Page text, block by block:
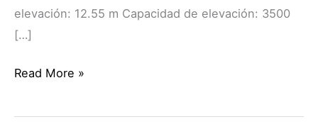
elevación: 12.55 m Capacidad de elevación: 3500
[…]
Read More »